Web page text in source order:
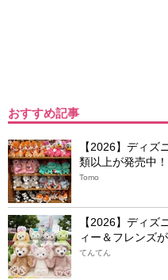
おすすめ記事
【2026】ディズ
類以上が発売中
Tomo
【2026】ディズ
ィー＆フレンズ
てんてん